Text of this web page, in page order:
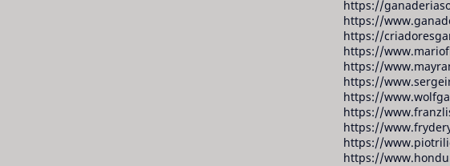
https://
https://
https://
https://
https://
https://
https://
https://
https://
https://
https://